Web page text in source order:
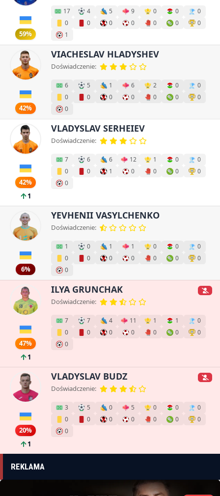
59%
17 4 5 9 0 0
0
0
0 0 0 0 0
0
1
42%
VIACHESLAV HLADYSHEV
Doświadczenie:
6 5 1 6 2 0
0
0
0 0 0 0 0
0
0
42%
1
VLADYSLAV SERHEIEV
Doświadczenie:
7 6 6 12 1 0
0
0
0 1 0 0 0
0
0
6%
YEVHENII VASYLCHENKO
Doświadczenie:
1 0 1 1 0 0
0
0
0 0 0 0 0
0
0
47%
1
ILYA GRUNCHAK
Doświadczenie:
7 7 4 11 1 1
0
0
0 0 0 0 0
0
0
20%
1
VLADYSLAV BUDZ
Doświadczenie:
3 5 0 5 0 0
0
0
0 0 0 0 0
0
0
REKLAMA